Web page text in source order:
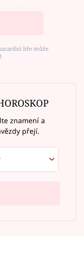
hře může
znamení a
přejí.